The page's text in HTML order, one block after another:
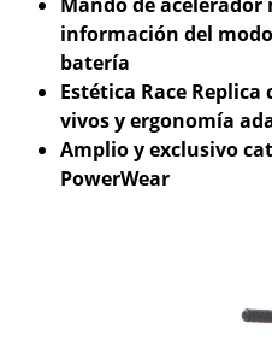
información del
batería
Estética Race
vivos y ergonomía
Amplio y exclusivo
PowerWear